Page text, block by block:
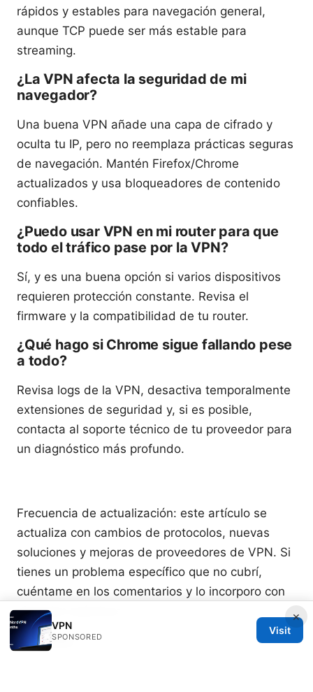
rápidos y estables para navegación general,
aunque TCP puede ser más estable para
streaming.
¿La VPN afecta la seguridad de mi
navegador?
Una buena VPN añade una capa de cifrado y
oculta tu IP, pero no reemplaza prácticas seguras
de navegación. Mantén Firefox/Chrome
actualizados y usa bloqueadores de contenido
confiables.
¿Puedo usar VPN en mi router para que
todo el tráfico pase por la VPN?
Sí, y es una buena opción si varios dispositivos
requieren protección constante. Revisa el
firmware y la compatibilidad de tu router.
¿Qué hago si Chrome sigue fallando pese
a todo?
Revisa logs de la VPN, desactiva temporalmente
extensiones de seguridad y, si es posible,
contacta al soporte técnico de tu proveedor para
un diagnóstico más profundo.
Frecuencia de actualización: este artículo se
actualiza con cambios de protocolos, nuevas
soluciones y mejoras de proveedores de VPN. Si
tienes un problema específico que no cubrí,
cuéntame en los comentarios y lo incorporo con
ejemplos prácticos.
Sources:
×
VPN
SPONSORED
Visit